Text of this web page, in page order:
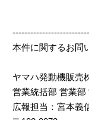
本件に関するお問
ヤマハ発動機販売
営業統括部 営業部
広報担当：宮本義